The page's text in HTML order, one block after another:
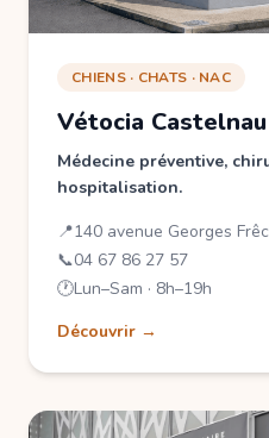
CHIENS · CHATS · NAC
Vétocia
Médecine préventive,
hospitalisation.
📍140 avenue Georges
📞04 67 86 27 57
🕐Lun–Sam · 8h–19h
Découvrir →